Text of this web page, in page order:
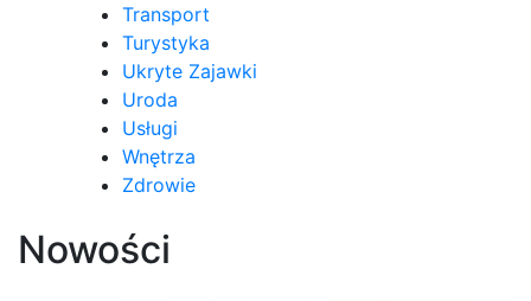
Transport
Turystyka
Ukryte Zajawki
Uroda
Usługi
Wnętrza
Zdrowie
Nowości